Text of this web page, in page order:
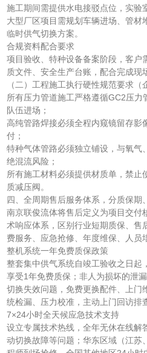
施工期间需提供水电接驳点位，实验
大型厂区项目需规划车辆进场、管材
临时供气切换方案。
合规资料配合要求
项目验收、特种设备备案阶段，客户
质文件、安全生产台账，配合完成现
（二）工程施工执行硬性规范要求
所有压力管道施工严格遵循GC2压力
队伍进场；
高纯管路焊接必须全程内窥镜留存影
付；
特种气体管路必须独立铺设，与氧气
绝混流风险；
所有施工材料必须提供材质单，禁止
质减压阀。
四、全周期售后服务体系，分质保期
南京联俊流体将售后定义为项目交付
术响应体系，区别行业短期质保、售
费服务、应急抢修、年度维保、人员
整机系统一年免费质保政策
整套集中供气系统自竣工验收之日起
享受1年免费质保；非人为损坏的泄
切换失效问题，免费更换配件、上门
统检漏、压力校准，主动上门回访排
7×24小时全天候应急技术支持
设立专属技术热线，全年无休在线解
动切换故障等问题；华东区域（江苏